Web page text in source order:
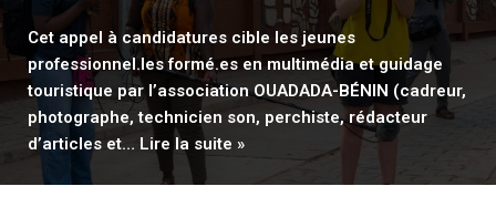
Cet appel à candidatures cible les jeunes
professionnel.les formé.es en multimédia et guidage
touristique par l’association OUADADA-BÉNIN (cadreur,
photographe, technicien son, perchiste, rédacteur
d’articles et… Lire la suite »